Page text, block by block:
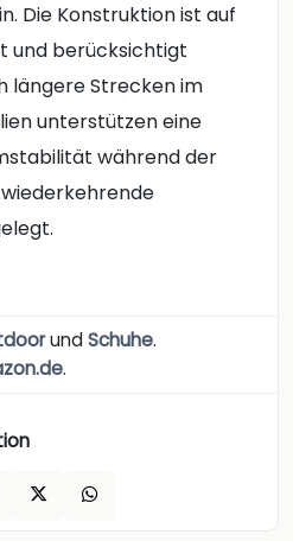
Die Konstruktion ist auf
und berücksichtigt
längere Strecken im
unterstützen eine
während der
undSchuhe.
.